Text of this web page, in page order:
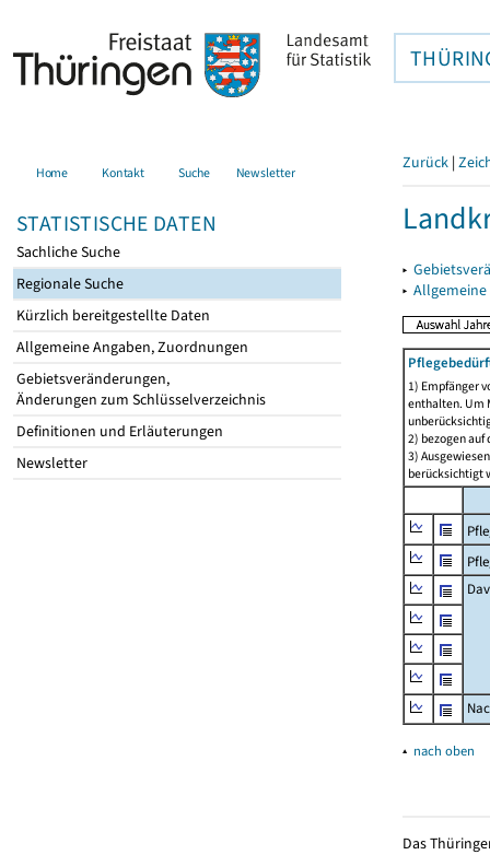
Home Kontakt Suche Newsletter
STATISTISCHE DATEN
Sachliche Suche
Regionale Suche
Kürzlich bereitgestellte Daten
Allgemeine Angaben, Zuordnungen
Gebietsveränderungen,
Änderungen zum Schlüsselverzeichnis
Definitionen und Erläuterungen
Newsletter
Zurück |
▸
▸
1) Empfänger
enthalten. Um
2) bezogen auf
3)
berücksichtigt
▴ nach oben
Das